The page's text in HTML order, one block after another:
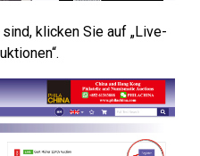
klicken Sie auf „Live-